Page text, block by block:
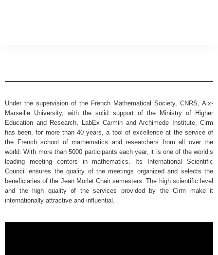
Under the supervision of the French Mathematical Society, CNRS, Aix-
Marseille University, with the solid support of the Ministry of Higher
Education and Research, LabEx Carmin and Archimede Institute, Cirm
has been, for more than 40 years, a tool of excellence at the service of
the French school of mathematics and researchers from all over the
world. With more than 5000 participants each year, it is one of the world’s
leading meeting centers in mathematics. Its International Scientific
Council ensures the quality of the meetings organized and selects the
beneficiaries of the Jean Morlet Chair semesters. The high scientific level
and the high quality of the services provided by the Cirm make it
internationally attractive and influential.